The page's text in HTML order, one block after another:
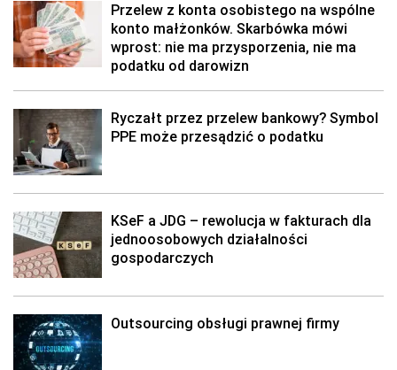
Przelew z konta osobistego na wspólne
konto małżonków. Skarbówka mówi
wprost: nie ma przysporzenia, nie ma
podatku od darowizn
Ryczałt przez przelew bankowy? Symbol
PPE może przesądzić o podatku
KSeF a JDG – rewolucja w fakturach dla
jednoosobowych działalności
gospodarczych
Outsourcing obsługi prawnej firmy